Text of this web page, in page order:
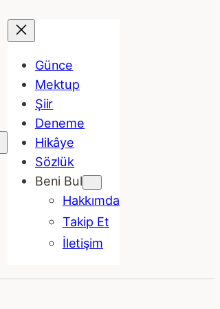
Günce
Mektup
Şiir
Deneme
Hikâye
Sözlük
Beni Bul
Hakkımda
Takip Et
İletişim